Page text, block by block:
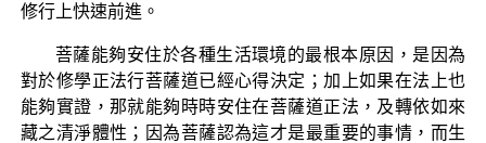
修行上快速前進。
菩薩能夠安住於各種生活環境的最根本原因，是因為
對於修學正法行菩薩道已經心得決定；加上如果在法上也
能夠實證，那就能夠時時安住在菩薩道正法，及轉依如來
藏之清淨體性；因為菩薩認為這才是最重要的事情，而生